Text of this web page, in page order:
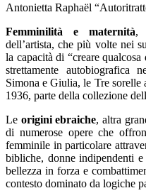
Antonietta Raphaël
Femminilità e maternità,
dell’artista, che più volte nei
la capacità di “creare
strettamente
Simona e Giulia, le Tre sorelle
1936, parte della collezione
Le origini ebraiche, altra
di numerose opere che
femminile in particolare
bibliche, donne indipendenti
bellezza in forza e
contesto dominato da logiche